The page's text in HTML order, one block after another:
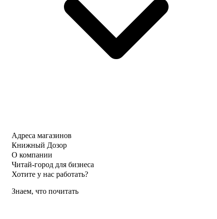
Адреса магазинов
Книжный Дозор
О компании
Читай-город для бизнеса
Хотите у нас работать?
Знаем, что почитать